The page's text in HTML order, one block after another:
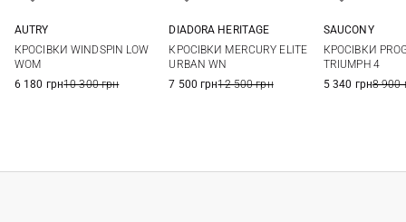
AUTRY
КРОСІВКИ WINDSPIN LOW
WOM
6 180 грн10 300 грн
6 UK
6,5 UK
DIADORA HERITAGE
КРОСІВКИ MERCURY ELITE
URBAN WN
7 500 грн12 500 грн
7 US
7,5 US
SAUCONY
КРОСІВКИ
TRIUMPH 4
5 340 грн8 900